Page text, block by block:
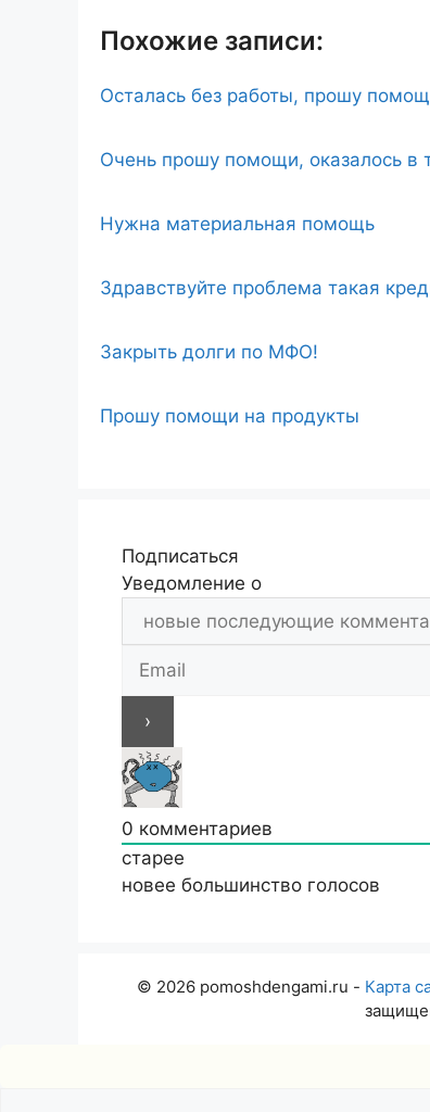
Похожие записи:
Осталась без работы, прошу
Очень прошу помощи, оказалось в
Нужна материальная помощь
Здравствуйте проблема такая
Закрыть долги по МФО!
Прошу помощи на продукты
Подписаться
Уведомление о
0 комментариев
старее
новее большинство голосов
© 2026 pomoshdengami.ru - Карта